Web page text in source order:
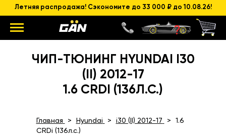
Летняя распродажа! Сэкономите до 33 000 ₽ до 10.08.26!
ЧИП-ТЮНИНГ HYUNDAI I30
(II) 2012-17
1.6 CRDI (136Л.С.)
Главная Hyundai i30 (II) 2012-17
1.6
CRDi (136л.с.)